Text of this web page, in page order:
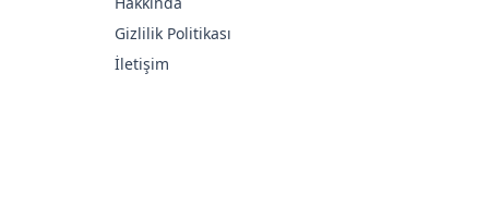
Gizlilik Politikası
İletişim